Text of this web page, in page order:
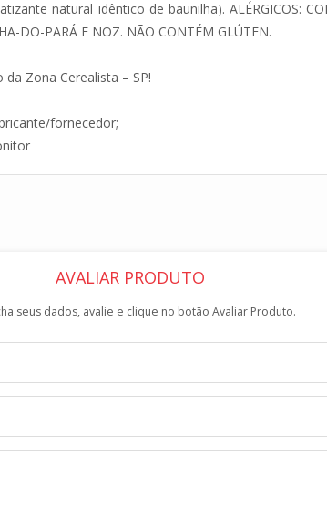
natural idêntico de baunilha). ALÉRGICOS:
DO-PARÁ E NOZ. NÃO CONTÉM GLÚTEN.
Zona Cerealista – SP!
fornecedor;
AVALIAR PRODUTO
seus dados, avalie e clique no botão Avaliar Produto.